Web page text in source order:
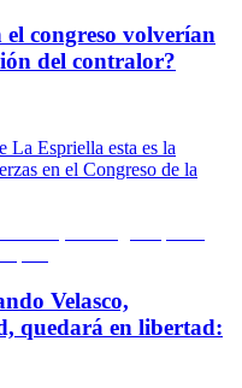
congreso volverían
del contralor?
La Espriella esta es la
en el Congreso de la
Velasco,
quedará en libertad: